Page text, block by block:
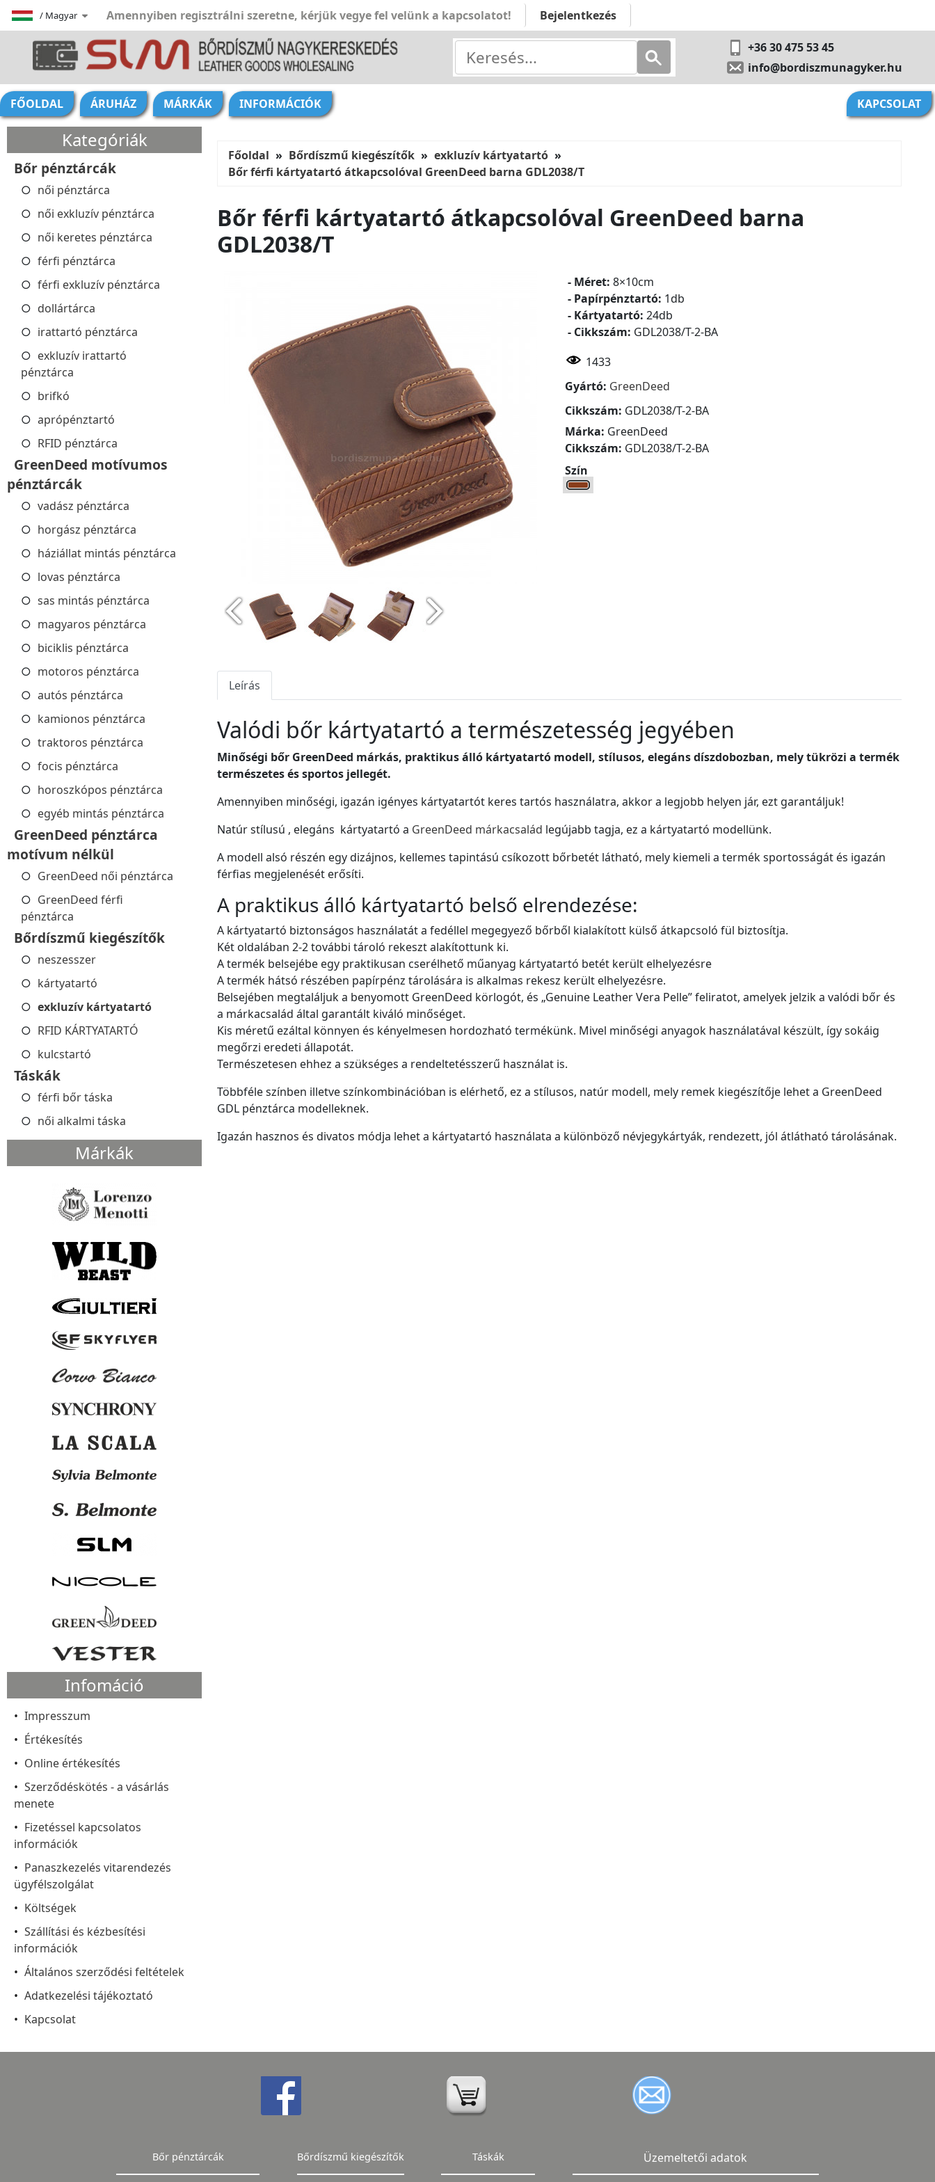
/ Magyar Amennyiben regisztrálni szeretne, kérjük vegye fel velünk a kapcsolatot! Bejelentkezés
+36 30 475 53 45
info@bordiszmunagyker.hu
FŐOLDAL ÁRUHÁZ MÁRKÁK INFORMÁCIÓK KAPCSOLAT
Kategóriák
Bőr pénztárcák
női pénztárca
női exkluzív pénztárca
női keretes pénztárca
férfi pénztárca
férfi exkluzív pénztárca
dollártárca
irattartó pénztárca
exkluzív irattartó
pénztárca
brifkó
aprópénztartó
RFID pénztárca
GreenDeed motívumos
pénztárcák
vadász pénztárca
horgász pénztárca
háziállat mintás pénztárca
lovas pénztárca
sas mintás pénztárca
magyaros pénztárca
biciklis pénztárca
motoros pénztárca
autós pénztárca
kamionos pénztárca
traktoros pénztárca
focis pénztárca
horoszkópos pénztárca
egyéb mintás pénztárca
GreenDeed pénztárca
motívum nélkül
GreenDeed női pénztárca
GreenDeed férfi
pénztárca
Bőrdíszmű kiegészítők
neszesszer
kártyatartó
exkluzív kártyatartó
RFID KÁRTYATARTÓ
kulcstartó
Táskák
férfi bőr táska
női alkalmi táska
Márkák
Infomáció
Impresszum
Értékesítés
Online értékesítés
Szerződéskötés - a vásárlás
menete
Fizetéssel kapcsolatos
információk
Panaszkezelés vitarendezés
ügyfélszolgálat
Költségek
Szállítási és kézbesítési
információk
Általános szerződési feltételek
Adatkezelési tájékoztató
Kapcsolat
Főoldal Bőrdíszmű kiegészítők
exkluzív kártyatartó
Bőr férfi kártyatartó átkapcsolóval GreenDeed barna GDL2038/T
Bőr férfi kártyatartó átkapcsolóval GreenDeed barna
GDL2038/T
- Méret: 8×10cm
- Papírpénztartó: 1db
- Kártyatartó: 24db
- Cikkszám: GDL2038/T-2-BA
1433
Gyártó: GreenDeed
Cikkszám: GDL2038/T-2-BA
Márka: GreenDeed
Cikkszám: GDL2038/T-2-BA
Szín
Leírás
Valódi bőr kártyatartó a természetesség jegyében
Minőségi bőr GreenDeed márkás, praktikus álló kártyatartó modell, stílusos, elegáns díszdobozban, mely tükrözi a termék
természetes és sportos jellegét.
Amennyiben minőségi, igazán igényes kártyatartót keres tartós használatra, akkor a legjobb helyen jár, ezt garantáljuk!
Natúr stílusú , elegáns kártyatartó a GreenDeed márkacsalád legújabb tagja, ez a kártyatartó modellünk.
A modell alsó részén egy dizájnos, kellemes tapintású csíkozott bőrbetét látható, mely kiemeli a termék sportosságát és igazán
férfias megjelenését erősíti.
A praktikus álló kártyatartó belső elrendezése:
A kártyatartó biztonságos használatát a fedéllel megegyező bőrből kialakított külső átkapcsoló fül biztosítja.
Két oldalában 2-2 további tároló rekeszt alakítottunk ki.
A termék belsejébe egy praktikusan cserélhető műanyag kártyatartó betét került elhelyezésre
A termék hátsó részében papírpénz tárolására is alkalmas rekesz került elhelyezésre.
Belsejében megtaláljuk a benyomott GreenDeed körlogót, és „Genuine Leather Vera Pelle” feliratot, amelyek jelzik a valódi bőr és
a márkacsalád által garantált kiváló minőséget.
Kis méretű ezáltal könnyen és kényelmesen hordozható termékünk. Mivel minőségi anyagok használatával készült, így sokáig
megőrzi eredeti állapotát.
Természetesen ehhez a szükséges a rendeltetésszerű használat is.
Többféle színben illetve színkombinációban is elérhető, ez a stílusos, natúr modell, mely remek kiegészítője lehet a GreenDeed
GDL pénztárca modelleknek.
Igazán hasznos és divatos módja lehet a kártyatartó használata a különböző névjegykártyák, rendezett, jól átlátható tárolásának.
Bőr pénztárcák Bőrdíszmű kiegészítők Táskák Üzemeltetői adatok